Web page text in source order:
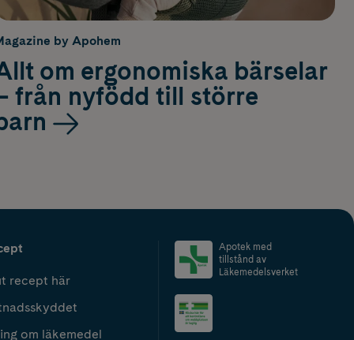
by Apohem
om ergonomiska bärselar
från nyfödd till större
recept här
om läkemedel
Apotek med
tillstånd av
Läkemedelsverket